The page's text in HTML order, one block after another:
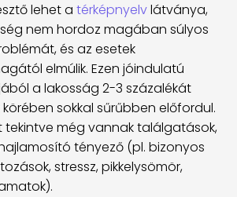
lehet a térképnyelvlátványa,
nem hordoz magában súlyos
és az esetek
elmúlik. Ezen jóindulatú
a lakosság 2-3 százalékát
körében sokkal sűrűbben előfordul.
tekintve még vannak találgatások,
tényező (pl. bizonyos
stressz, pikkelysömör,